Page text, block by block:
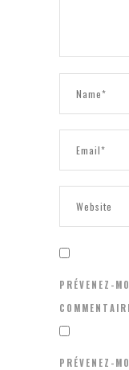
PRÉVENEZ-
PRÉVENEZ-